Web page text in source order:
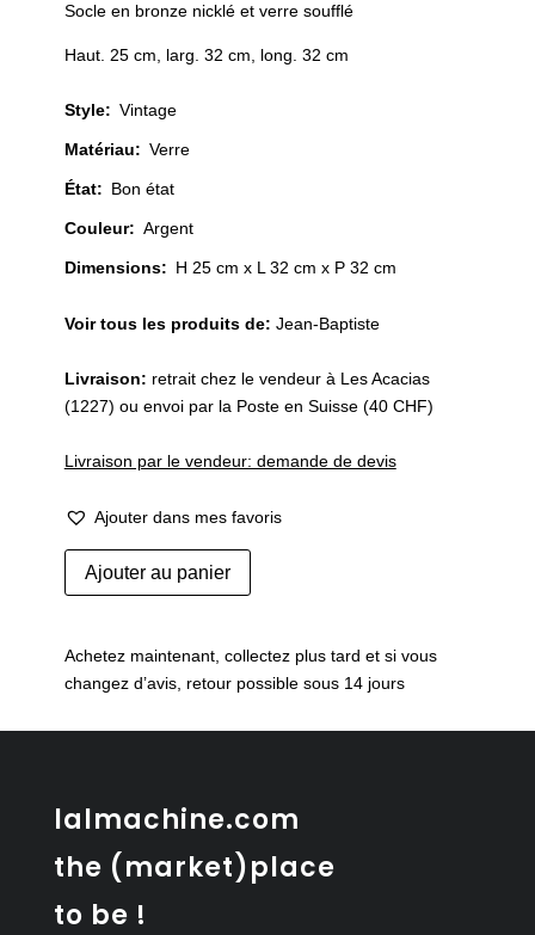
Socle en bronze nicklé et verre soufflé
Haut. 25 cm, larg. 32 cm, long. 32 cm
Style: Vintage
Matériau: Verre
État: Bon état
Couleur: Argent
Dimensions: H 25 cm x L 32 cm x P 32 cm
Voir tous les produits de: Jean-Baptiste
Livraison: retrait chez le vendeur à Les Acacias
(1227) ou envoi par la Poste en Suisse (40 CHF)
Livraison par le vendeur: demande de devis
Ajouter dans mes favoris
quantité
de
Ajouter au panier
Achetez maintenant, collectez plus tard et si vous
changez d’avis, retour possible sous 14 jours
lalmachine.com
the (market)place
to be !